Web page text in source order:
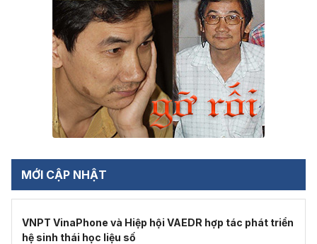
MỚI CẬP NHẬT
VNPT VinaPhone và Hiệp hội VAEDR hợp tác phát triển
hệ sinh thái học liệu số